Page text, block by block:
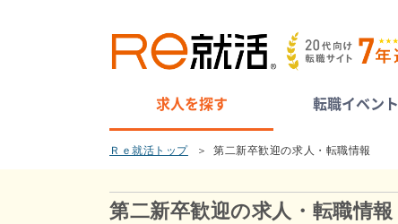
求人を探す 転職イベント
Ｒｅ就活トップ 第二新卒歓迎の求人・転職情報
第二新卒歓迎の求人・転職情報